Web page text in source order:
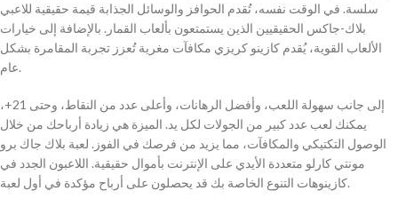
سلسة. في الوقت نفسه، تُقدم الحوافز والوسائل الجذابة قيمة حقيقية للاعبي
بلاك-جاكس الحقيقيين الذين يستمتعون بألعاب القمار. بالإضافة إلى خيارات
الألعاب القوية، يُقدم كازينو كريزي مكافآت مغرية تُعزز تجربة المقامرة بشكل
عام.
إلى جانب سهولة اللعب، وأفضل الرهانات، وأعلى عدد من النقاط، وحتى 21+،
يمكنك لعب عدد كبير من الجولات لكل يد. الميزة هي زيادة أرباحك من خلال
الوصول التكتيكي والمكافآت، مما يزيد من فرصك في الفوز. لعبة بلاك جاك برو
مونتي كارلو متعددة الأيدي على الإنترنت بأموال حقيقية. اللاعبون الجدد في
كازينوهات التنوع الخاصة بك قد يحصلون على أرباح مؤكدة في أول لعبة.